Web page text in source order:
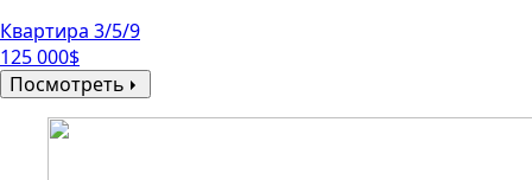
Квартира 3/5/9
125 000$
Посмотреть